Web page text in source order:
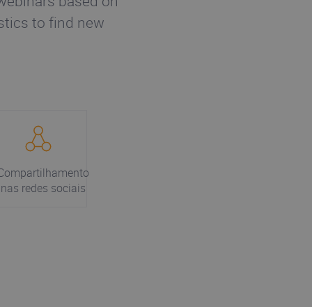
to find new
nas redes sociais